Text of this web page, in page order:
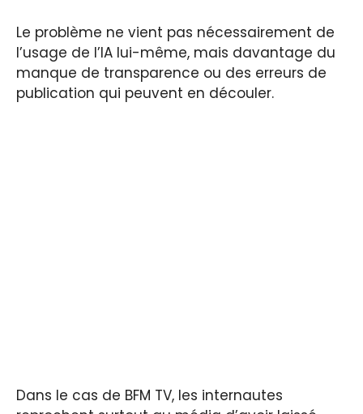
Le problème ne vient pas nécessairement de
l’usage de l’IA lui-même, mais davantage du
manque de transparence ou des erreurs de
publication qui peuvent en découler.
Dans le cas de BFM TV, les internautes